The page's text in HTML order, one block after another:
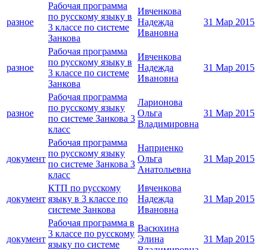
разное
Рабочая программа
по русскому языку в
3 классе по системе
Занкова
Ивченкова
Надежда
Ивановна
31 Мар 2015
разное
Рабочая программа
по русскому языку в
3 классе по системе
Занкова
Ивченкова
Надежда
Ивановна
31 Мар 2015
разное
Рабочая программа
по русскому языку
по системе Занкова 3
класс
Ларионова
Ольга
Владимировна
31 Мар 2015
документ
Рабочая программа
по русскому языку
по системе Занкова 3
класс
Наприенко
Ольга
Анатольевна
31 Мар 2015
документ
КТП по русскому
языку в 3 классе по
системе Занкова
Ивченкова
Надежда
Ивановна
31 Мар 2015
документ
Рабочая программа в
3 классе по русскому
языку по системе
Васюхина
Элина
31 Мар 2015